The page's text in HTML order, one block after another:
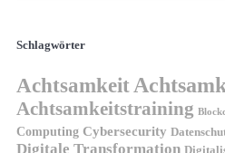
Schlagwörter
Achtsamkeit
Achtsamkeitstraining
Computing Cybersecurity
Digitale Transformation